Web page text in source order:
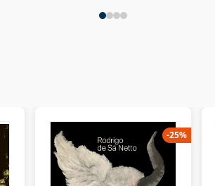
-25%